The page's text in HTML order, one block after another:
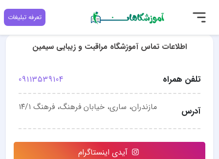
تعرفه تبلیغات
اطلاعات تماس آموزشگاه مراقبت و زیبایی سیمین
تلفن همراه 09113539104
آدرس مازندران، ساری، خیابان فرهنگ، فرهنگ ۱۴/۱
آیدی اینستاگرام